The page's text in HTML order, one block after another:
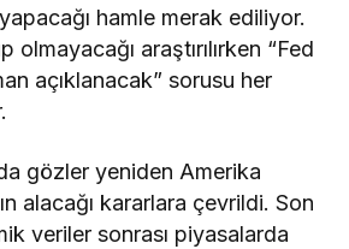
hamle merak ediliyor.
olmayacağı araştırılırken “Fed
açıklanacak” sorusu her
gözler yeniden Amerika
alacağı kararlara çevrildi. Son
veriler sonrası piyasalarda